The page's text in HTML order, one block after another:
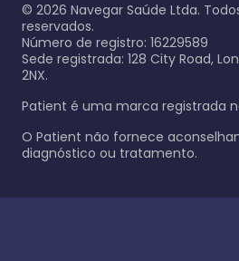
© 2026 Navegar Saúde Ltda.
reservados.
Número de registro: 16229589
Sede registrada: 128 City Road,
2NX.
Patient é uma marca registrada
O Patient não fornece
diagnóstico ou tratamento.